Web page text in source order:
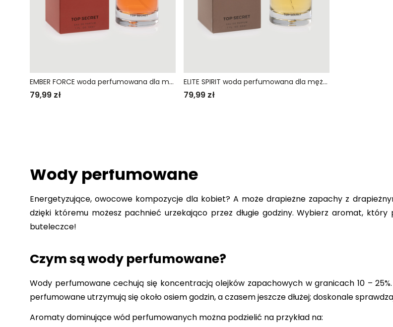
EMBER FORCE woda perfumowana dla mężczyzn
79,99 zł
ELITE SPIRIT woda perfumowana dla mężczyzn
79,99 zł
Wody perfumowane
Energetyzujące, owocowe kompozycje dla kobiet? A może drapieżne zapachy z
dzięki któremu możesz pachnieć urzekająco przez długie godziny. Wybierz aromat,
buteleczce!
Czym są wody perfumowane?
Wody perfumowane cechują się koncentracją olejków zapachowych w granicach 10 –
perfumowane utrzymują się około osiem godzin, a czasem jeszcze dłużej; doskonale
Aromaty dominujące wód perfumowanych można podzielić na przykład na: